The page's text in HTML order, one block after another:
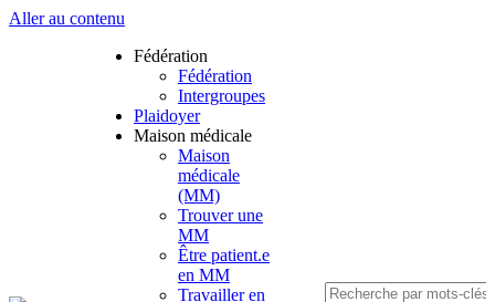
Aller au contenu
Fédération
Fédération
Intergroupes
Plaidoyer
Maison médicale
Maison
médicale
(MM)
Trouver une
MM
Être patient.e
en MM
Travailler en